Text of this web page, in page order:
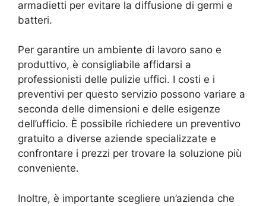
armadietti per evitare la diffusione di germi e
batteri.
Per garantire un ambiente di lavoro sano e
produttivo, è consigliabile affidarsi a
professionisti delle pulizie uffici. I costi e i
preventivi per questo servizio possono variare a
seconda delle dimensioni e delle esigenze
dell’ufficio. È possibile richiedere un preventivo
gratuito a diverse aziende specializzate e
confrontare i prezzi per trovare la soluzione più
conveniente.
Inoltre, è importante scegliere un’azienda che